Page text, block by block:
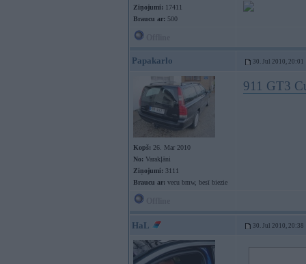
Ziņojumi: 17411
Braucu ar: 500
Papakarlo 30. Jul 2010, 20:01
Kopš: 26. Mar 2010
No: Varakļāni
Ziņojumi: 3111
Braucu ar: vecu bmw, besī biezie
911 GT3
HaL 30. Jul 2010, 20:38